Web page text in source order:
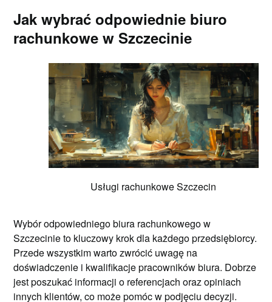
Jak wybrać odpowiednie biuro
rachunkowe w Szczecinie
Usługi rachunkowe Szczecin
Wybór odpowiedniego biura rachunkowego w
Szczecinie to kluczowy krok dla każdego przedsiębiorcy.
Przede wszystkim warto zwrócić uwagę na
doświadczenie i kwalifikacje pracowników biura. Dobrze
jest poszukać informacji o referencjach oraz opiniach
innych klientów, co może pomóc w podjęciu decyzji.